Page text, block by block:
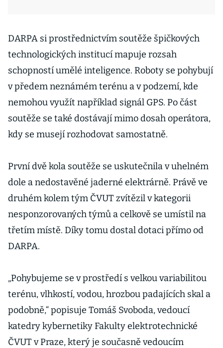
DARPA si prostřednictvím soutěže špičkových
technologických institucí mapuje rozsah
schopností umělé inteligence. Roboty se pohybují
v předem neznámém terénu a v podzemí, kde
nemohou využít například signál GPS. Po část
soutěže se také dostávají mimo dosah operátora,
kdy se musejí rozhodovat samostatně.
První dvě kola soutěže se uskutečnila v uhelném
dole a nedostavěné jaderné elektrárně. Právě ve
druhém kolem tým ČVUT zvítězil v kategorii
nesponzorovaných týmů a celkově se umístil na
třetím místě. Díky tomu dostal dotaci přímo od
DARPA.
„Pohybujeme se v prostředí s velkou variabilitou
terénu, vlhkostí, vodou, hrozbou padajících skal a
podobně,“ popisuje Tomáš Svoboda, vedoucí
katedry kybernetiky Fakulty elektrotechnické
ČVUT v Praze, který je současně vedoucím